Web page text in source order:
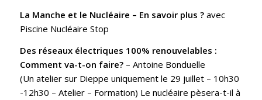
La Manche et le Nucléaire – En savoir plus ?avec
Piscine Nucléaire Stop
Des réseaux électriques 100% renouvelables :
Comment va-t-on faire?– Antoine Bonduelle
(Un atelier sur Dieppe uniquement le 29 juillet – 10h30
-12h30 – Atelier – Formation) Le nucléaire pèsera-t-il à